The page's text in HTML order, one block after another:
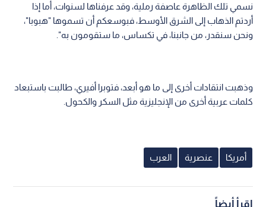
نسمي تلك الظاهرة عاصفة رملية، وقد عرفناها لسنوات، أما إذا
أردتم الذهاب إلى الشرق الأوسط، فبوسعكم أن تسموها "هبوبا"،
ونحن سنقدر، من جانبنا، في تكساس، ما ستقومون به".
وذهبت انتقادات أخرى إلى ما هو أبعد، فتوبرا أفيري، طالبت باستبعاد
كلمات عربية أخرى من الإنجليزية مثل السكر والكحول.
أمريكا عنصرية العرب
اقرأ أيضاً